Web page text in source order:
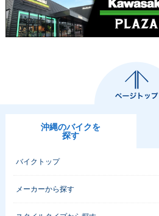
沖縄のバイクを
探す
バイクトップ
メーカーから探す